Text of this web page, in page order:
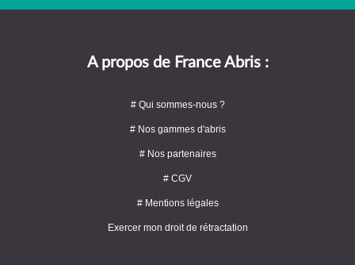
A propos de France Abris :
# Qui sommes-nous ?
# Nos gammes d'abris
# Nos partenaires
# CGV
# Mentions légales
Exercer mon droit de rétractation